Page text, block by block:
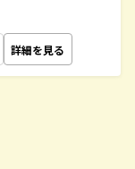
詳細を見る